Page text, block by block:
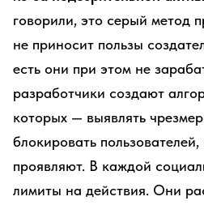
говорили, это серый метод
не приносит пользы
есть они при этом не
разработчики создают
которых — выявлять
блокировать
проявляют. В каждой
лимиты на действия. Они